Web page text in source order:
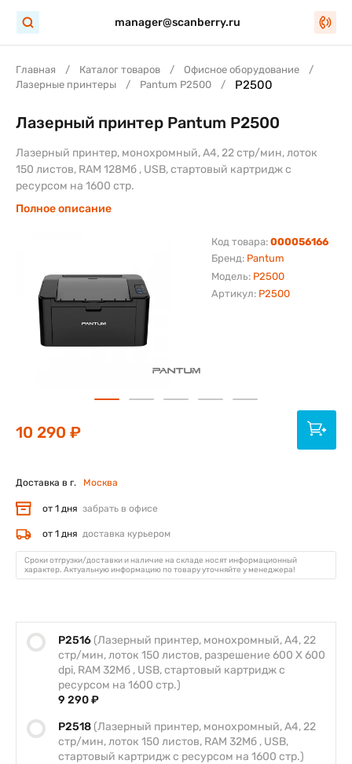
manager@scanberry.ru
Главная Каталог товаров
Офисное оборудование
Лазерные принтеры
Pantum P2500 P2500
Бренд: Pantum
Модель: P2500
Код товара: 000056166
Артикул: P2500
Лазерный принтер Pantum P2500
Лазерный принтер, монохромный, А4, 22 стр/мин, лоток
150 листов, RAM 128Мб , USB, стартовый картридж с
ресурсом на 1600 стр.
Полное описание
P2516 (Лазерный принтер, монохромный, А4, 22
стр/мин, лоток 150 листов, разрешение 600 X 600
dpi, RAM 32Мб , USB, стартовый картридж с
ресурсом на 1600 стр.)
9 290 ₽
P2518 (Лазерный принтер, монохромный, А4, 22
стр/мин, лоток 150 листов, RAM 32Мб , USB,
стартовый картридж с ресурсом на 1600 стр.)
10 290 ₽
Доставка в г. Москва
от 1 дня забрать в офисе
от 1 дня доставка курьером
Сроки отгрузки/доставки и наличие на складе носят информационный
характер. Актуальную информацию по товару уточняйте у менеджера!